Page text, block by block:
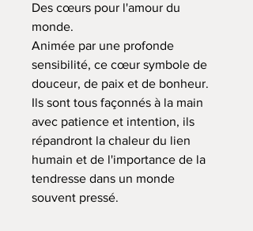
Des cœurs pour l'amour du
monde.
Animée par une profonde
sensibilité, ce cœur symbole de
douceur, de paix et de bonheur.
Ils sont tous façonnés à la main
avec patience et intention, ils
répandront la chaleur du lien
humain et de l'importance de la
tendresse dans un monde
souvent pressé.